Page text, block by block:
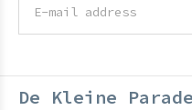
De Kleine